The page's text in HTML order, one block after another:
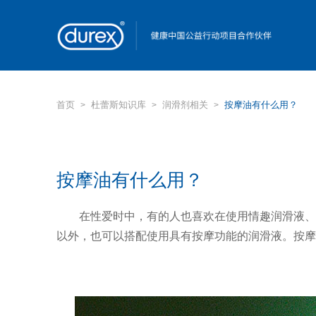
首页 > 杜蕾斯知识库 > 润滑剂相关 > 按摩油有什么用？
按摩油有什么用？
在性爱时中，有的人也喜欢在使用情趣润滑液
以外，也可以搭配使用具有按摩功能的润滑液。按